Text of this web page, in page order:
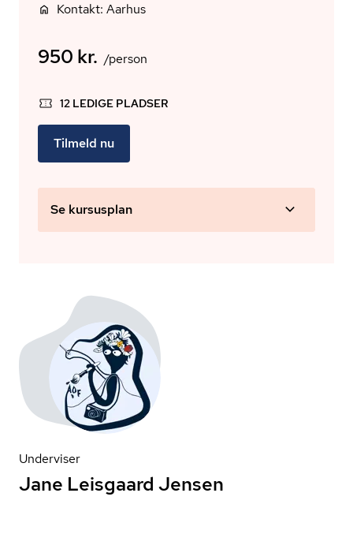
Kontakt: Aarhus
950 kr. /person
12 LEDIGE PLADSER
Tilmeld nu
Se kursusplan
Underviser
Jane Leisgaard Jensen